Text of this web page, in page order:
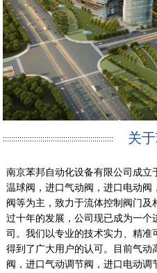
关
南京苯邦自动化设备有限公司成立
温球阀，进口气动阀，进口电动
阀等为主，致力于流体控制阀门
过十年的发展，公司现已成为一个
司。我们以专业的技术实力、精准
得到了广大用户的认可。目前气动
阀，进口气动调节阀，进口电动